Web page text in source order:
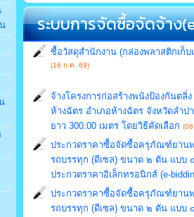
ระบบการจัดซื้อจัดจ้าง
ซื้อวัสดุสำนักงาน (กล่องพลาสติกเก็บ
(16 ก.ค. 69)
จ้างโครงการก่อสร้างพนังป้องกันต
ห้างฉัตร อำเภอห้างฉัตร จังหวัดลำป
ยาว 300.00 เมตร โดยวิธีคัดเลือก
ประกวดราคาซื้อจัดซื้อครุภัณฑ์ยานพ
รถบรรทุก (ดีเซล) ขนาด ๒ ตัน แบบ
ประกวดราคาอิเล็กทรอนิกส์ (e-
ประกวดราคาซื้อจัดซื้อครุภัณฑ์ยานพ
รถบรรทุก (ดีเซล) ขนาด ๒ ตัน แบบ